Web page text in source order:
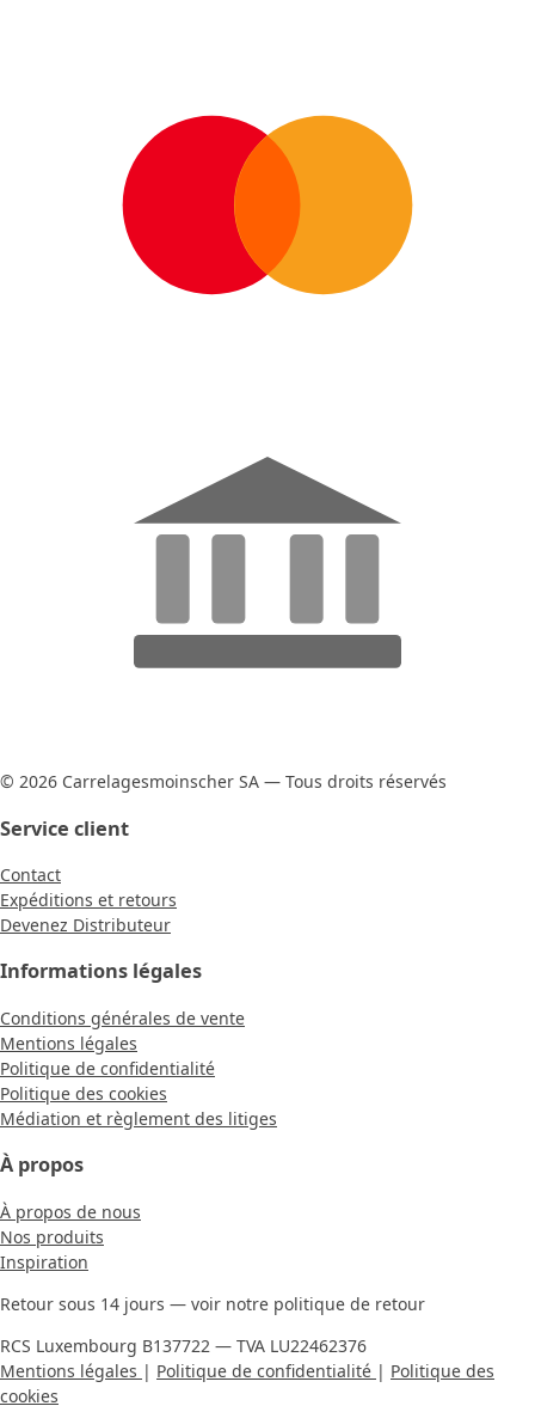
© 2026 Carrelagesmoinscher SA — Tous droits réservés
Service client
Contact
Expéditions et retours
Devenez Distributeur
Informations légales
Conditions générales de vente
Mentions légales
Politique de confidentialité
Politique des cookies
Médiation et règlement des litiges
À propos
À propos de nous
Nos produits
Inspiration
Retour sous 14 jours — voir notre politique de retour
RCS Luxembourg B137722 — TVA LU22462376
Mentions légales | Politique de confidentialité | Politique des
cookies